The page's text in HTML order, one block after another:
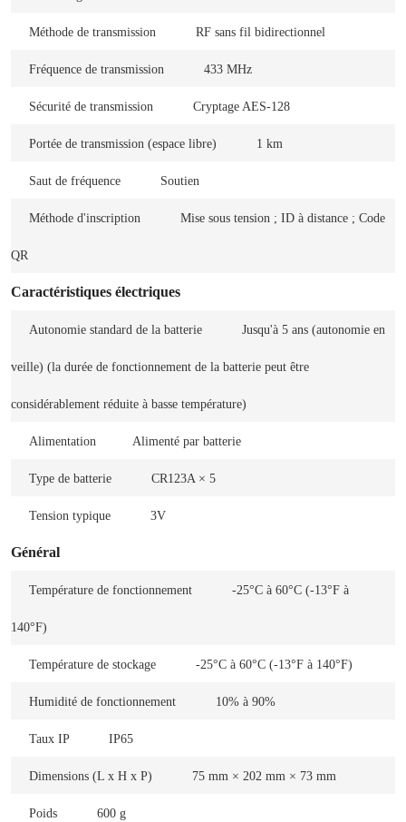
Méthode de transmission RF sans fil bidirectionnel
Fréquence de transmission 433 MHz
Sécurité de transmission Cryptage AES-128
Portée de transmission (espace libre) 1 km
Saut de fréquence Soutien
Méthode d'inscription Mise sous tension ; ID à distance ; Code
QR
Caractéristiques électriques
Autonomie standard de la batterie Jusqu'à 5 ans (autonomie en
veille) (la durée de fonctionnement de la batterie peut être
considérablement réduite à basse température)
Alimentation Alimenté par batterie
Type de batterie CR123A × 5
Tension typique 3V
Général
Température de fonctionnement -25°C à 60°C (-13°F à
140°F)
Température de stockage -25°C à 60°C (-13°F à 140°F)
Humidité de fonctionnement 10% à 90%
Taux IP IP65
Dimensions (L x H x P) 75 mm × 202 mm × 73 mm
Poids 600 g